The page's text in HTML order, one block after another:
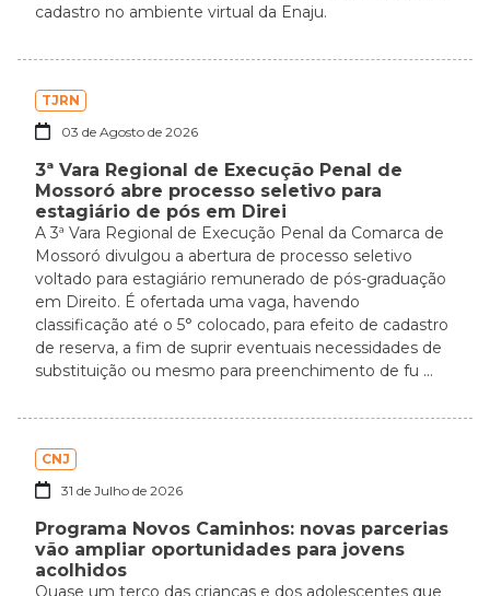
cadastro no ambiente virtual da Enaju.
TJRN
03 de Agosto de 2026
3ª Vara Regional de Execução Penal de
Mossoró abre processo seletivo para
estagiário de pós em Direi
A 3ª Vara Regional de Execução Penal da Comarca de
Mossoró divulgou a abertura de processo seletivo
voltado para estagiário remunerado de pós-graduação
em Direito. É ofertada uma vaga, havendo
classificação até o 5° colocado, para efeito de cadastro
de reserva, a fim de suprir eventuais necessidades de
substituição ou mesmo para preenchimento de fu ...
CNJ
31 de Julho de 2026
Programa Novos Caminhos: novas parcerias
vão ampliar oportunidades para jovens
acolhidos
Quase um terço das crianças e dos adolescentes que